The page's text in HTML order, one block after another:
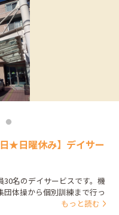
★日曜休み】デイサー
名のデイサービスです。機
体操から個別訓練まで行っ
もっと読む